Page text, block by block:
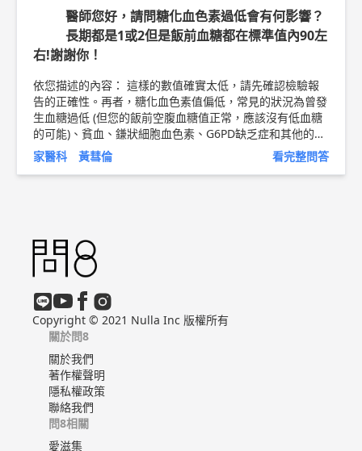
按水沖洗2次。 出院8～14日內： 避免接觸孕婦或孩童，如
有必要，每天不得超過20分鐘。每次如廁後應按水沖洗2
次。 出院14日以上： 可恢復正常生活。 以上純係觀念交
流，一切以醫師實際看診為準。 新竹東元醫院 家庭醫學科
醫師您好，請問糖化血色素過低會有何影響？
長期都是1或2但是飯前血糖都在標準值內90左
右!謝謝你！
依您描述的內容： 這樣的數值確實太低，請先確認檢驗報
告的正確性。再者，糖化血色素值偏低，常見的狀況為曾發
生血糖過低 (但您的飯前空腹血糖值正常，應該沒有低血糖
的可能)、貧血、鎌狀細胞血色素、G6PD缺乏症和其他的血
色素病變等。 所以我建議要進一步檢查，特別是血球學的
部分，才能找到原因。 以上純係觀念交流，一切以醫師實
家醫科 黃彗倫 看完整問答
Copyright © 2021 Nulla Inc 版權所有
關於問8
關於我們
著作權聲明
隱私權政策
聯絡我們
問8相關
愛滋集